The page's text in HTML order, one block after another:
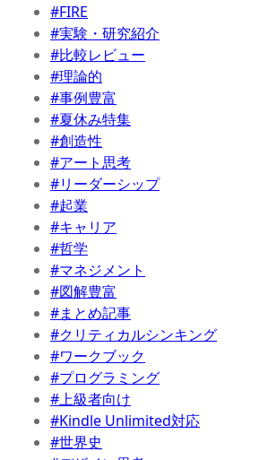
#FIRE
#実験・研究紹介
#比較レビュー
#理論的
#事例豊富
#夏休み特集
#創造性
#アート思考
#リーダーシップ
#起業
#キャリア
#哲学
#マネジメント
#図解豊富
#まとめ記事
#クリティカルシンキング
#ワークブック
#プログラミング
#上級者向け
#Kindle Unlimited対応
#世界史